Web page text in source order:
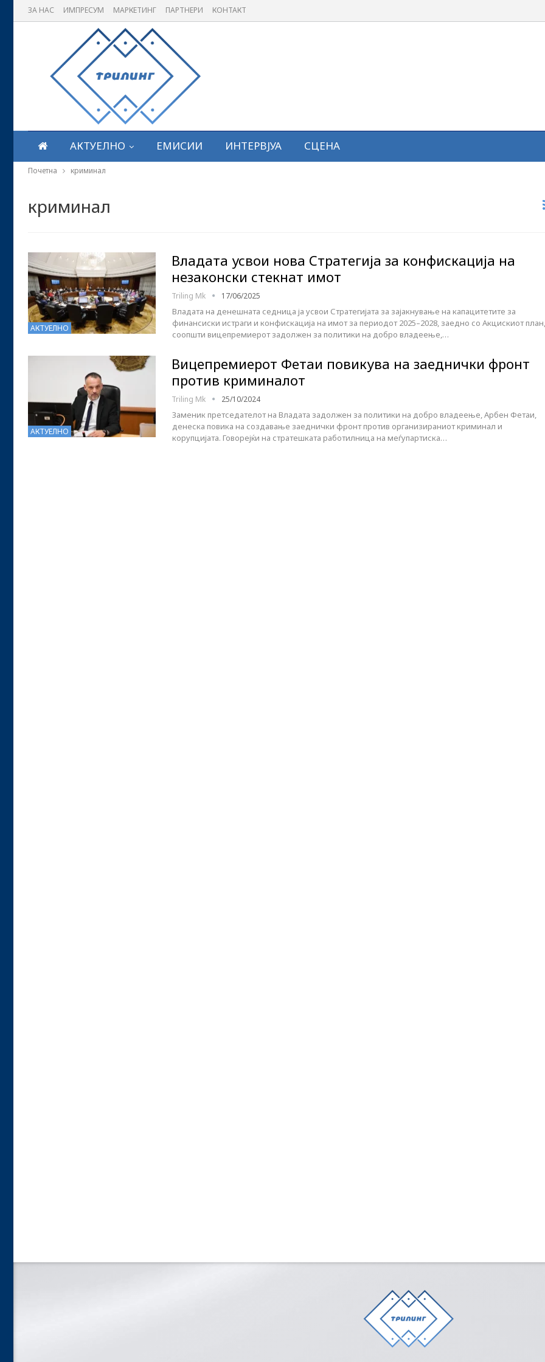
ЗА НАС ИМПРЕСУМ МАРКЕТИНГ ПАРТНЕРИ КОНТАКТ
АКТУЕЛНО ЕМИСИИ ИНТЕРВЈУА СЦЕНА
Почетна криминал
криминал
АКТУЕЛНО
Владата усвои нова Стратегија за конфискација на
незаконски стекнат имот
Triling Mk 17/06/2025
Владата на денешната седница ја усвои Стратегијата за зајакнување на капацитетите за
финансиски истраги и конфискација на имот за периодот 2025–2028, заедно со Акцискиот план,
соопшти вицепремиерот задолжен за политики на добро владеење,…
АКТУЕЛНО
Вицепремиерот Фетаи повикува на заеднички фронт
против криминалот
Triling Mk 25/10/2024
Заменик претседателот на Владата задолжен за политики на добро владеење, Арбен Фетаи,
денеска повика на создавање заеднички фронт против организираниот криминал и
корупцијата. Говорејќи на стратешката работилница на меѓупартиска…